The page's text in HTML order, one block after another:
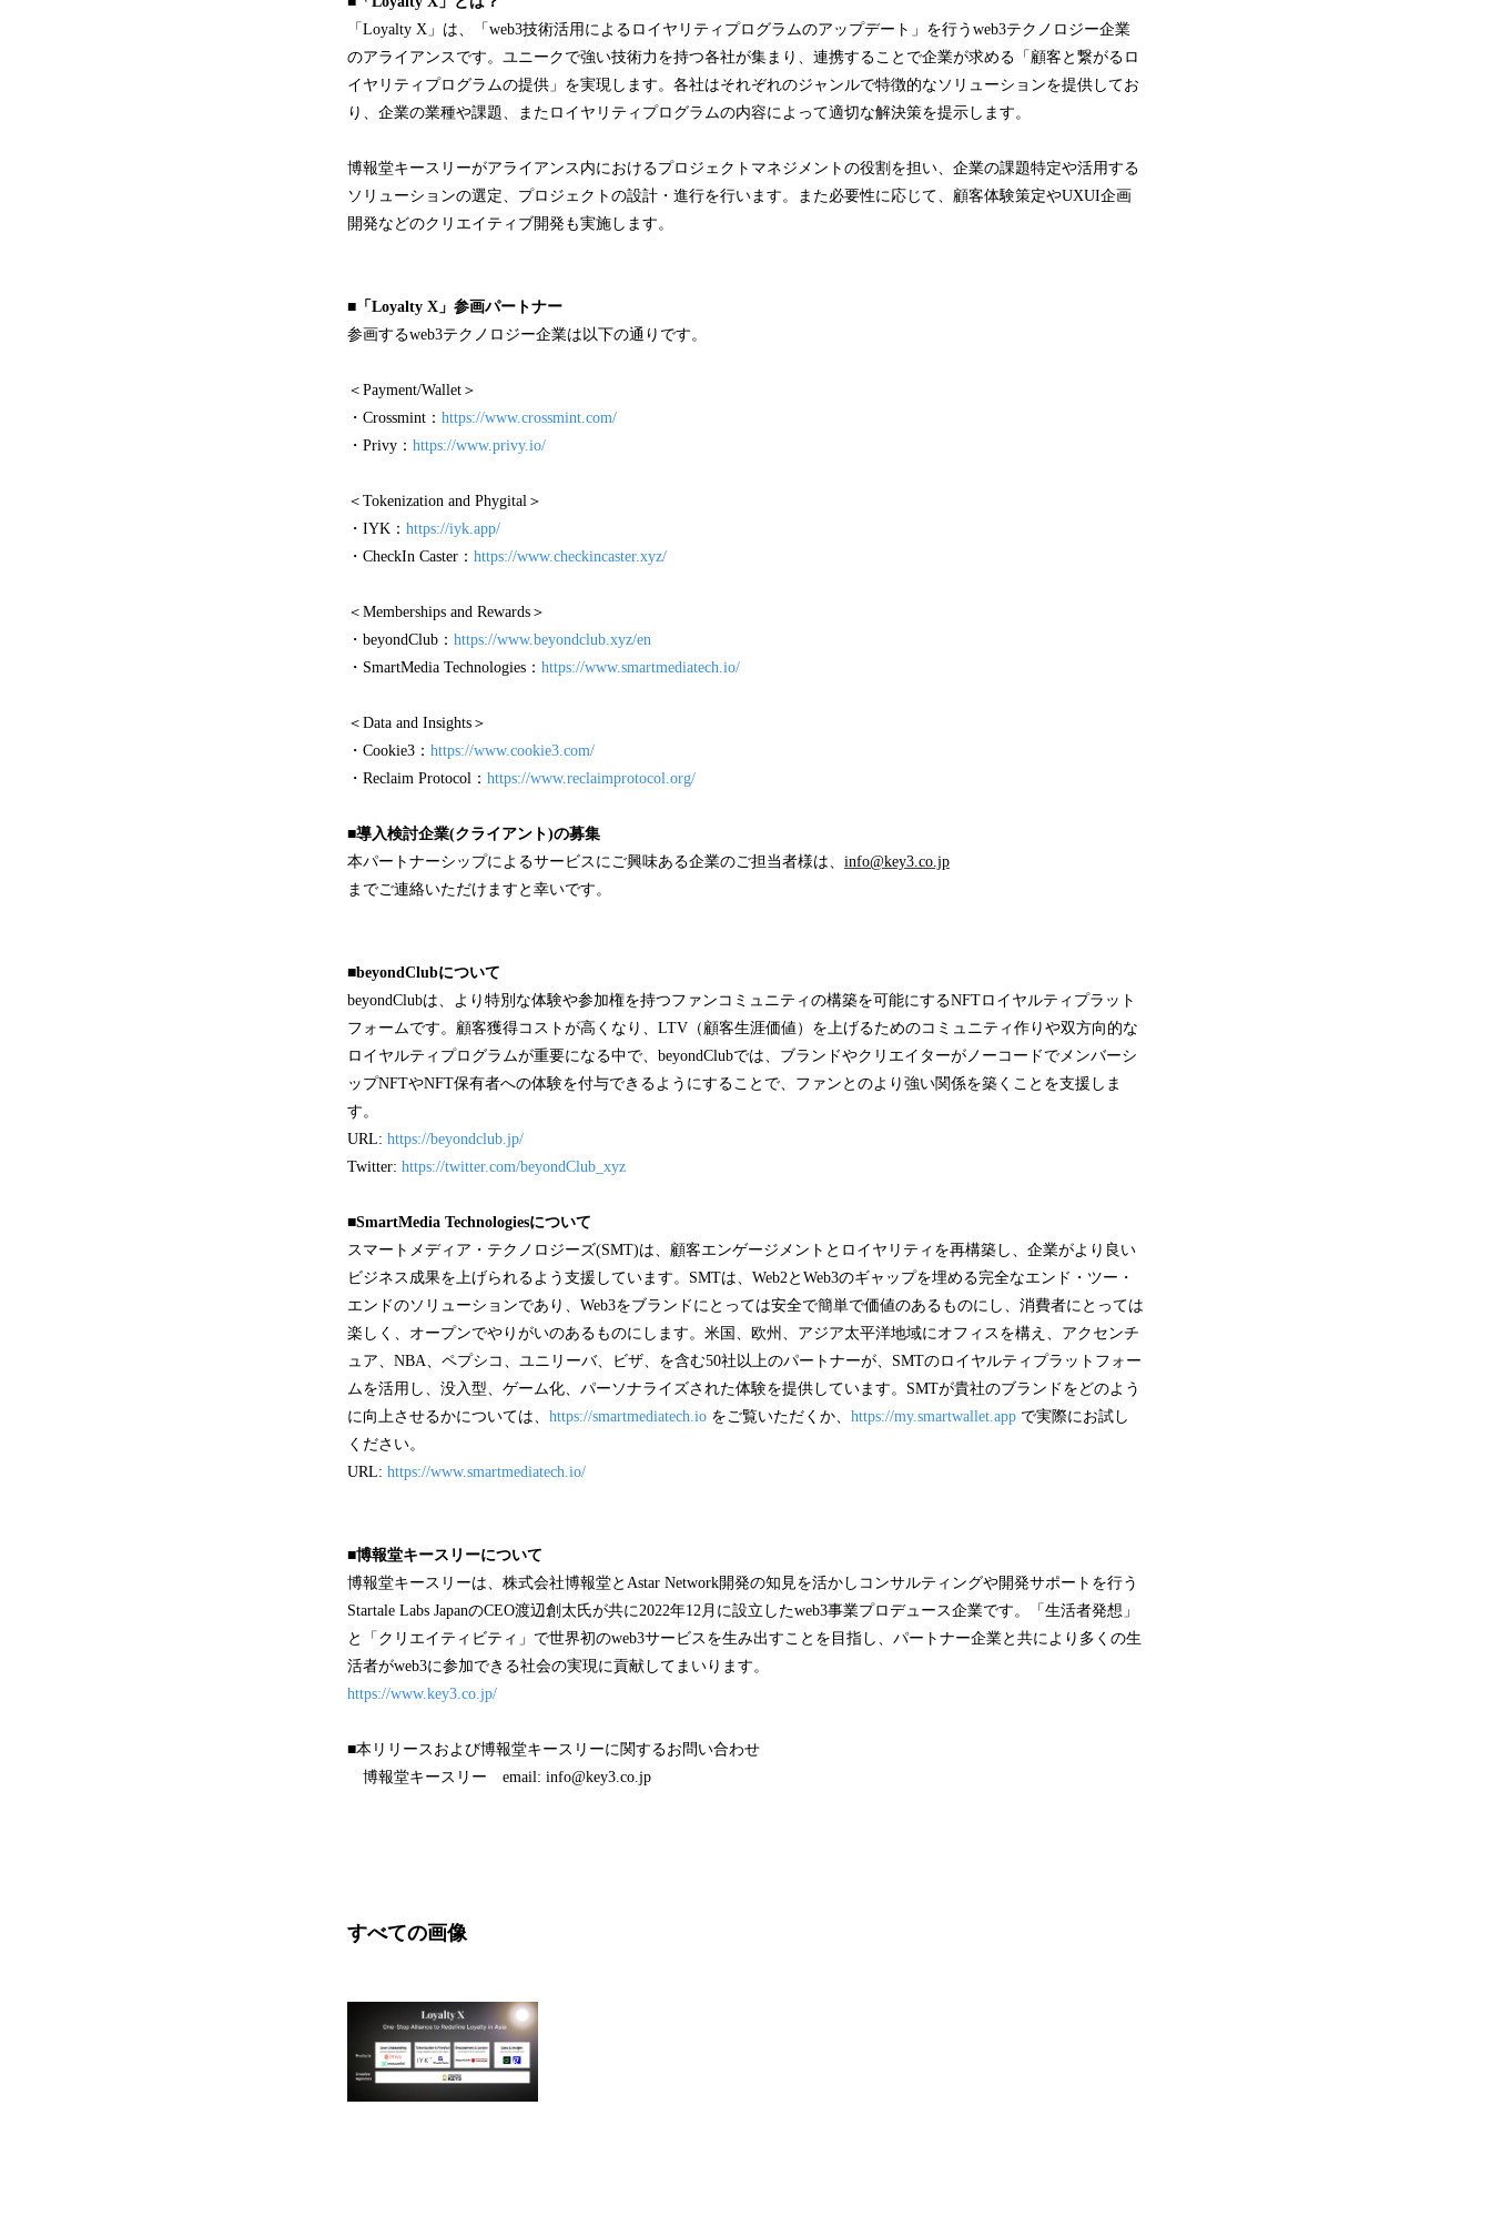
「Loyalty X」は、「web3技術活用によるロイヤリティプログラムのアップデート」を行うweb3テクノロジー企業
のアライアンスです。ユニークで強い技術力を持つ各社が集まり、連携することで企業が求める「顧客と繋がるロ
イヤリティプログラムの提供」を実現します。各社はそれぞれのジャンルで特徴的なソリューションを提供してお
り、企業の業種や課題、またロイヤリティプログラムの内容によって適切な解決策を提示します。
博報堂キースリーがアライアンス内におけるプロジェクトマネジメントの役割を担い、企業の課題特定や活用する
ソリューションの選定、プロジェクトの設計・進行を行います。また必要性に応じて、顧客体験策定やUXUI企画
開発などのクリエイティブ開発も実施します。
■「Loyalty X」参画パートナー
参画するweb3テクノロジー企業は以下の通りです。
＜Payment/Wallet＞
・Crossmint： https://www.crossmint.com/
・Privy： https://www.privy.io/
＜Tokenization and Phygital＞
・IYK： https://iyk.app/
・CheckIn Caster： https://www.checkincaster.xyz/
＜Memberships and Rewards＞
・beyondClub： https://www.beyondclub.xyz/en
・SmartMedia Technologies： https://www.smartmediatech.io/
＜Data and Insights＞
・Cookie3： https://www.cookie3.com/
・Reclaim Protocol： https://www.reclaimprotocol.org/
■導入検討企業(クライアント)の募集
本パートナーシップによるサービスにご興味ある企業のご担当者様は、 info@key3.co.jp
までご連絡いただけますと幸いです。
■beyondClubについて
beyondClubは、より特別な体験や参加権を持つファンコミュニティの構築を可能にするNFTロイヤルティプラット
フォームです。顧客獲得コストが高くなり、LTV（顧客生涯価値）を上げるためのコミュニティ作りや双方向的な
ロイヤルティプログラムが重要になる中で、beyondClubでは、ブランドやクリエイターがノーコードでメンバーシ
ップNFTやNFT保有者への体験を付与できるようにすることで、ファンとのより強い関係を築くことを支援しま
す。
URL: https://beyondclub.jp/
Twitter: https://twitter.com/beyondClub_xyz
■SmartMedia Technologiesについて
スマートメディア・テクノロジーズ(SMT)は、顧客エンゲージメントとロイヤリティを再構築し、企業がより良い
ビジネス成果を上げられるよう支援しています。SMTは、Web2とWeb3のギャップを埋める完全なエンド・ツー・
エンドのソリューションであり、Web3をブランドにとっては安全で簡単で価値のあるものにし、消費者にとっては
楽しく、オープンでやりがいのあるものにします。米国、欧州、アジア太平洋地域にオフィスを構え、アクセンチ
ュア、NBA、ペプシコ、ユニリーバ、ビザ、を含む50社以上のパートナーが、SMTのロイヤルティプラットフォー
ムを活用し、没入型、ゲーム化、パーソナライズされた体験を提供しています。SMTが貴社のブランドをどのよう
に向上させるかについては、 https://smartmediatech.io をご覧いただくか、 https://my.smartwallet.app で実際にお試し
ください。
URL: https://www.smartmediatech.io/
■博報堂キースリーについて
博報堂キースリーは、株式会社博報堂とAstar Network開発の知見を活かしコンサルティングや開発サポートを行う
Startale Labs JapanのCEO渡辺創太氏が共に2022年12月に設立したweb3事業プロデュース企業です。「生活者発想」
と「クリエイティビティ」で世界初のweb3サービスを生み出すことを目指し、パートナー企業と共により多くの生
活者がweb3に参加できる社会の実現に貢献してまいります。
https://www.key3.co.jp/
■本リリースおよび博報堂キースリーに関するお問い合わせ
博報堂キースリー email: info@key3.co.jp
すべての画像